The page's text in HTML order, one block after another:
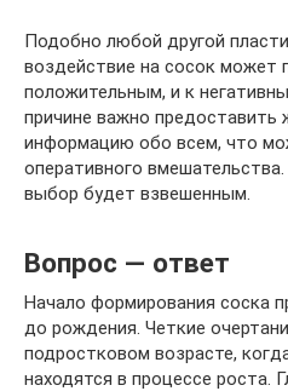
Подобно любой другой
воздействие на сосок может
положительным, и к
причине важно
информацию обо всем, что
оперативного
выбор будет взвешенным.
Вопрос — ответ
Начало формирования соска
до рождения. Четкие
подростковом возрасте,
находятся в процессе роста.